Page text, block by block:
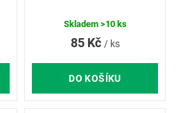
85 Kč / ks
DO KOŠÍKU
Skladem >10 ks